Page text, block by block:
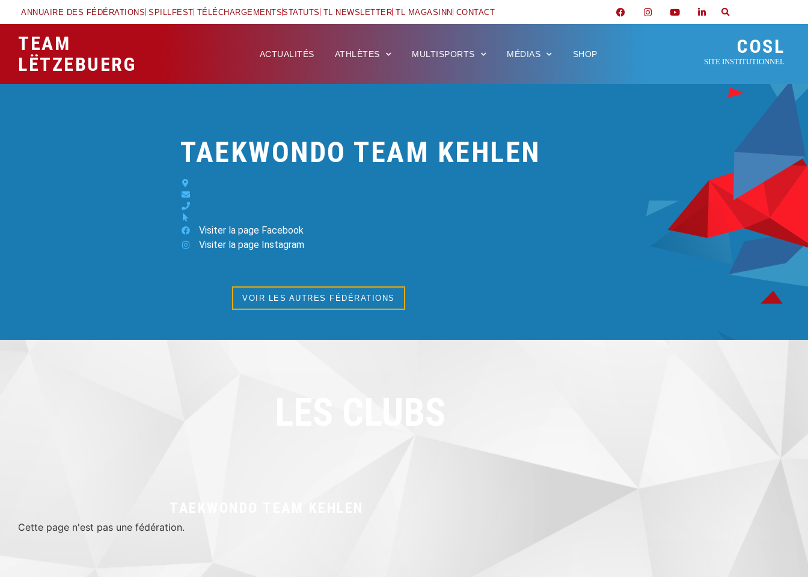
ANNUAIRE DES FÉDÉRATIONS SPILLFEST TÉLÉCHARGEMENTSSTATUTS TL NEWSLETTER TL MAGASINN CONTACT
TEAM
LËTZEBUERG
ACTUALITÉS ATHLÈTES MULTISPORTS MÉDIAS SHOP COSL
SITE INSTITUTIONNEL
TAEKWONDO TEAM KEHLEN
Visiter la page Facebook
Visiter la page Instagram
VOIR LES AUTRES FÉDÉRATIONS
Cette page n'est pas une fédération.